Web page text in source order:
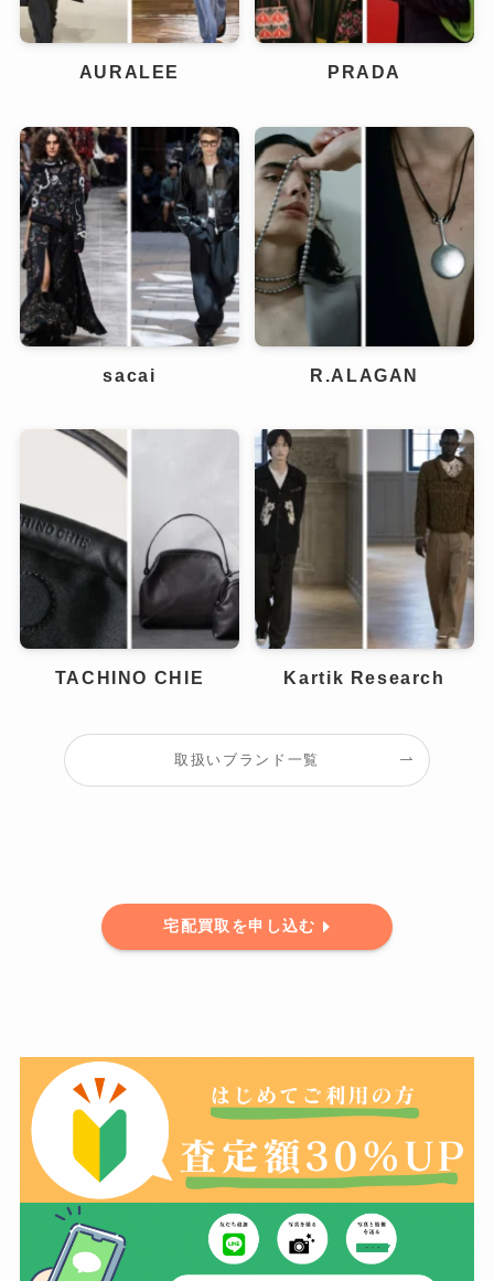
AURALEE PRADA
sacai R.ALAGAN
TACHINO CHIE Kartik Research
取扱いブランド一覧
宅配買取を申し込む